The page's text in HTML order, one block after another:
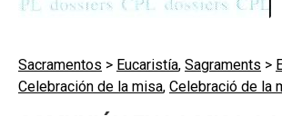
Sacramentos > Eucaristía, Sagraments >
Celebración de la misa, Celebració de la